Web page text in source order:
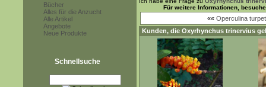
Bücher
Alles für die Anzucht
Alle Artikel
Angebote
Neue Produkte
Schnellsuche
Für weitere Informationen,
«« Operculina
Kunden, die Oxyrhynchus trinervius